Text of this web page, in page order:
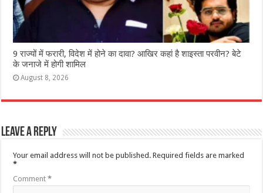
9 राज्‍यों में फरारी, व‍िदेश में होने का दावा? आख‍िर कहां है शाइस्‍ता परवीन? बेटे
के जनाजे में होगी शामिल
August 8, 2026
Leave a Reply
Your email address will not be published. Required fields are marked
*
Comment*